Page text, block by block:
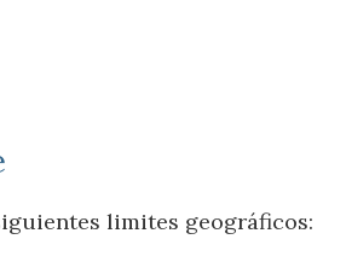
limites geográficos: